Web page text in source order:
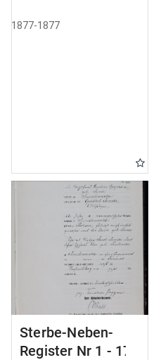
1877-1877
Sterbe-Neben-
Register Nr 1 - 175